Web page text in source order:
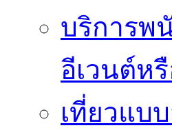
บริการพ
อีเวนต์ห
เที่ยวแบ